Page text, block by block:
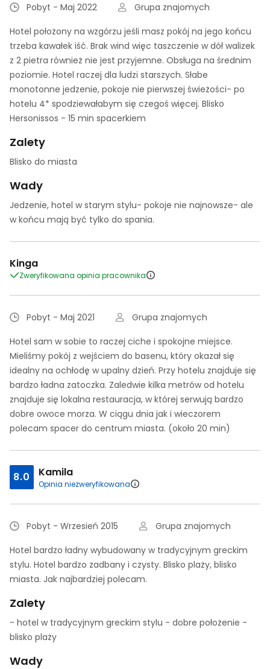
Pobyt - Maj 2022
Grupa znajomych
Hotel położony na wzgórzu jeśli masz pokój na jego końcu
trzeba kawałek iść. Brak wind więc taszczenie w dół walizek
z 2 pietra również nie jest przyjemne. Obsługa na średnim
poziomie. Hotel raczej dla ludzi starszych. Słabe
monotonne jedzenie, pokoje nie pierwszej świeżości- po
hotelu 4* spodziewałabym się czegoś więcej. Blisko
Hersonissos - 15 min spacerkiem
Zalety
Blisko do miasta
Wady
Jedzenie, hotel w starym stylu- pokoje nie najnowsze- ale
w końcu mają być tylko do spania.
Kinga
Zweryfikowana opinia pracownika
Pobyt - Maj 2021
Grupa znajomych
Hotel sam w sobie to raczej ciche i spokojne miejsce.
Mieliśmy pokój z wejściem do basenu, który okazał się
idealny na ochłodę w upalny dzień. Przy hotelu znajduje się
bardzo ładna zatoczka. Zaledwie kilka metrów od hotelu
znajduje się lokalna restauracja, w której serwują bardzo
dobre owoce morza. W ciągu dnia jak i wieczorem
polecam spacer do centrum miasta. (około 20 min)
8.0 Kamila
Opinia niezweryfikowana
Pobyt - Wrzesień 2015
Grupa znajomych
Hotel bardzo ładny wybudowany w tradycyjnym greckim
stylu. Hotel bardzo zadbany i czysty. Blisko plaży, blisko
miasta. Jak najbardziej polecam.
Zalety
- hotel w tradycyjnym greckim stylu - dobre położenie -
blisko plaży
Wady